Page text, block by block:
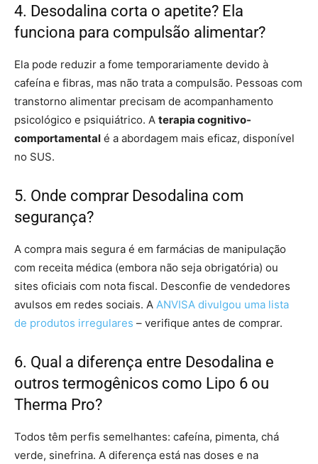
4. Desodalina corta o apetite? Ela
funciona para compulsão alimentar?
Ela pode reduzir a fome temporariamente devido à
cafeína e fibras, mas não trata a compulsão. Pessoas com
transtorno alimentar precisam de acompanhamento
psicológico e psiquiátrico. A terapia cognitivo-
comportamental é a abordagem mais eficaz, disponível
no SUS.
5. Onde comprar Desodalina com
segurança?
A compra mais segura é em farmácias de manipulação
com receita médica (embora não seja obrigatória) ou
sites oficiais com nota fiscal. Desconfie de vendedores
avulsos em redes sociais. A ANVISA divulgou uma lista
de produtos irregulares – verifique antes de comprar.
6. Qual a diferença entre Desodalina e
outros termogênicos como Lipo 6 ou
Therma Pro?
Todos têm perfis semelhantes: cafeína, pimenta, chá
verde, sinefrina. A diferença está nas doses e na